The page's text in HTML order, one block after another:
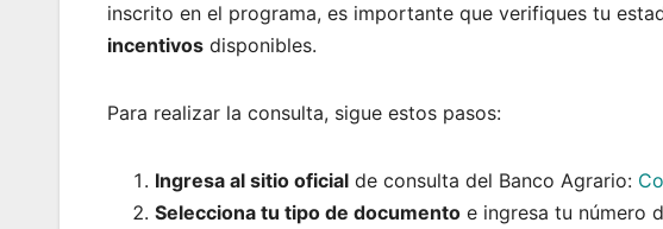
inscrito en el programa, es importante que verifiques tu
incentivos disponibles.
Para realizar la consulta, sigue estos pasos:
Ingresa al sitio oficial de consulta del Banco Agrario:
Selecciona tu tipo de documento e ingresa tu número